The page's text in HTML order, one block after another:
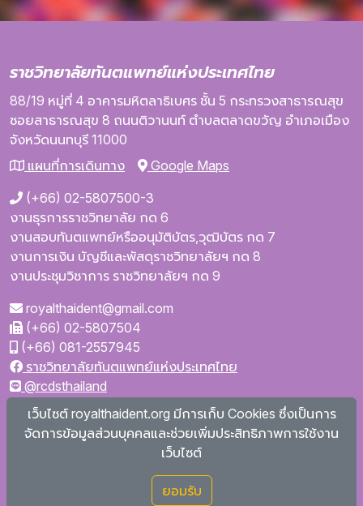
ราชวิทยาลัยทันตแพทย์แห่งประเทศไทย
88/19 หมู่ที่ 4 อาคารมหิตลาธิเบศร ชั้น 5 กระทรวงสาธารณสุข
ซอยสาธารณสุข 8 ถนนติวานนท์ ตำบลตลาดขวัญ อำเภอเมือง
จังหวัดนนทบุรี 11000
แผนที่การเดินทาง
Google Maps
(+66) 02-5807500-3
งานธุรการราชวิทยาลัย กด 6
งานสอบทันตแพทย์หรืออนุมัติบัตร,วุฒิบัตร กด 7
งานการเงิน บัญชีและพัสดุราชวิทยาลัยฯ กด 8
งานประชุมวิชาการ ราชวิทยาลัยฯ กด 9
royalthaident@gmail.com
(+66) 02-5807504
(+66) 081-2557945
ราชวิทยาลัยทันตแพทย์แห่งประเทศไทย
@rcdsthailand
royalthaident
@royalthaident
Royal College of Dental Surgeons of Thailand
royalthaident.org สงวนลิขสิทธิ์
เว็บไซต์ royalthaident.org มีการเก็บ Cookies ซึ่งเป็นการ
จัดการข้อมูลส่วนบุคคลและช่วยเพิ่มประสิทธิภาพการใช้งาน
เว็บไซต์
ยอมรับ